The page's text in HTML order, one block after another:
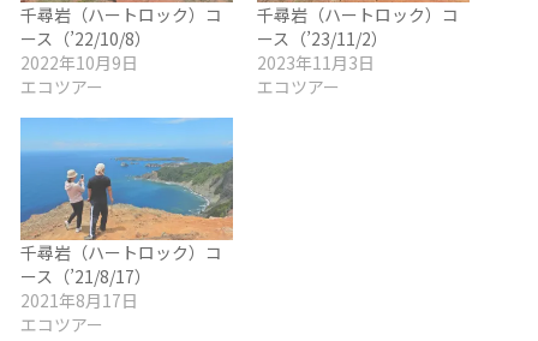
千尋岩（ハートロック）コ
ース（’22/10/8）
2022年10月9日
エコツアー
千尋岩（ハートロック）コ
ース（’23/11/2）
2023年11月3日
エコツアー
千尋岩（ハートロック）コ
ース（’21/8/17）
2021年8月17日
エコツアー